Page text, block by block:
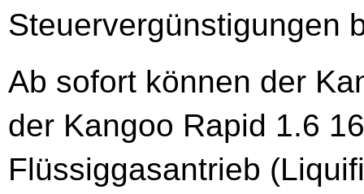
Steuervergünstigungen
Ab sofort können der
der Kangoo Rapid 1.6
Flüssiggasantrieb